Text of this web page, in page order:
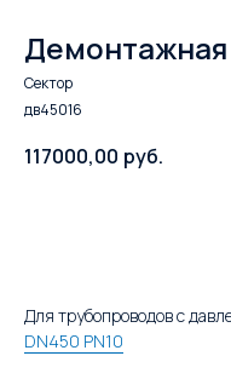
Демонтажная
Сектор
дв45016
117000,00 руб.
Для трубопроводов с
DN450 PN10